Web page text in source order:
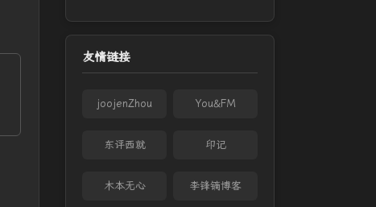
友情链接
joojenZhou You&FM
东评西就 印记
木本无心 李锋镝博客